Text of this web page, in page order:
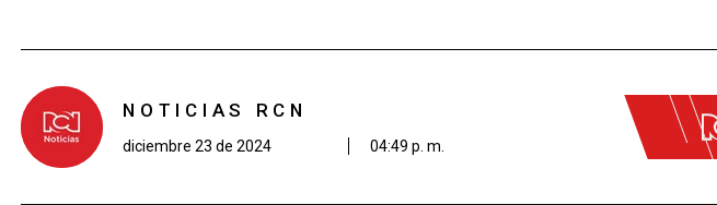
NOTICIAS RCN
diciembre 23 de 2024 04:49 p. m.